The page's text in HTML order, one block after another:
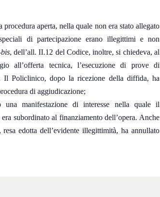
procedura aperta, nella quale non era stato allegato
di partecipazione erano illegittimi e non
bis, dell’all. II.12 del Codice, inoltre, si chiedeva, al
all’offerta tecnica, l’esecuzione di prove di
Il Policlinico, dopo la ricezione della diffida, ha
di aggiudicazione;
una manifestazione di interesse nella quale il
subordinato al finanziamento dell’opera. Anche
edotta dell’evidente illegittimità, ha annullato